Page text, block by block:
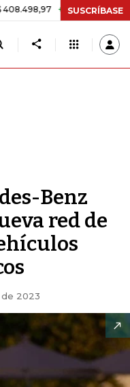
+$ 8.753,81 +2,19%
SUSCRÍBASE
Benz
red de
de 2023